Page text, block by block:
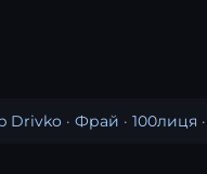
Drivko · Фрай · 100лиця ·